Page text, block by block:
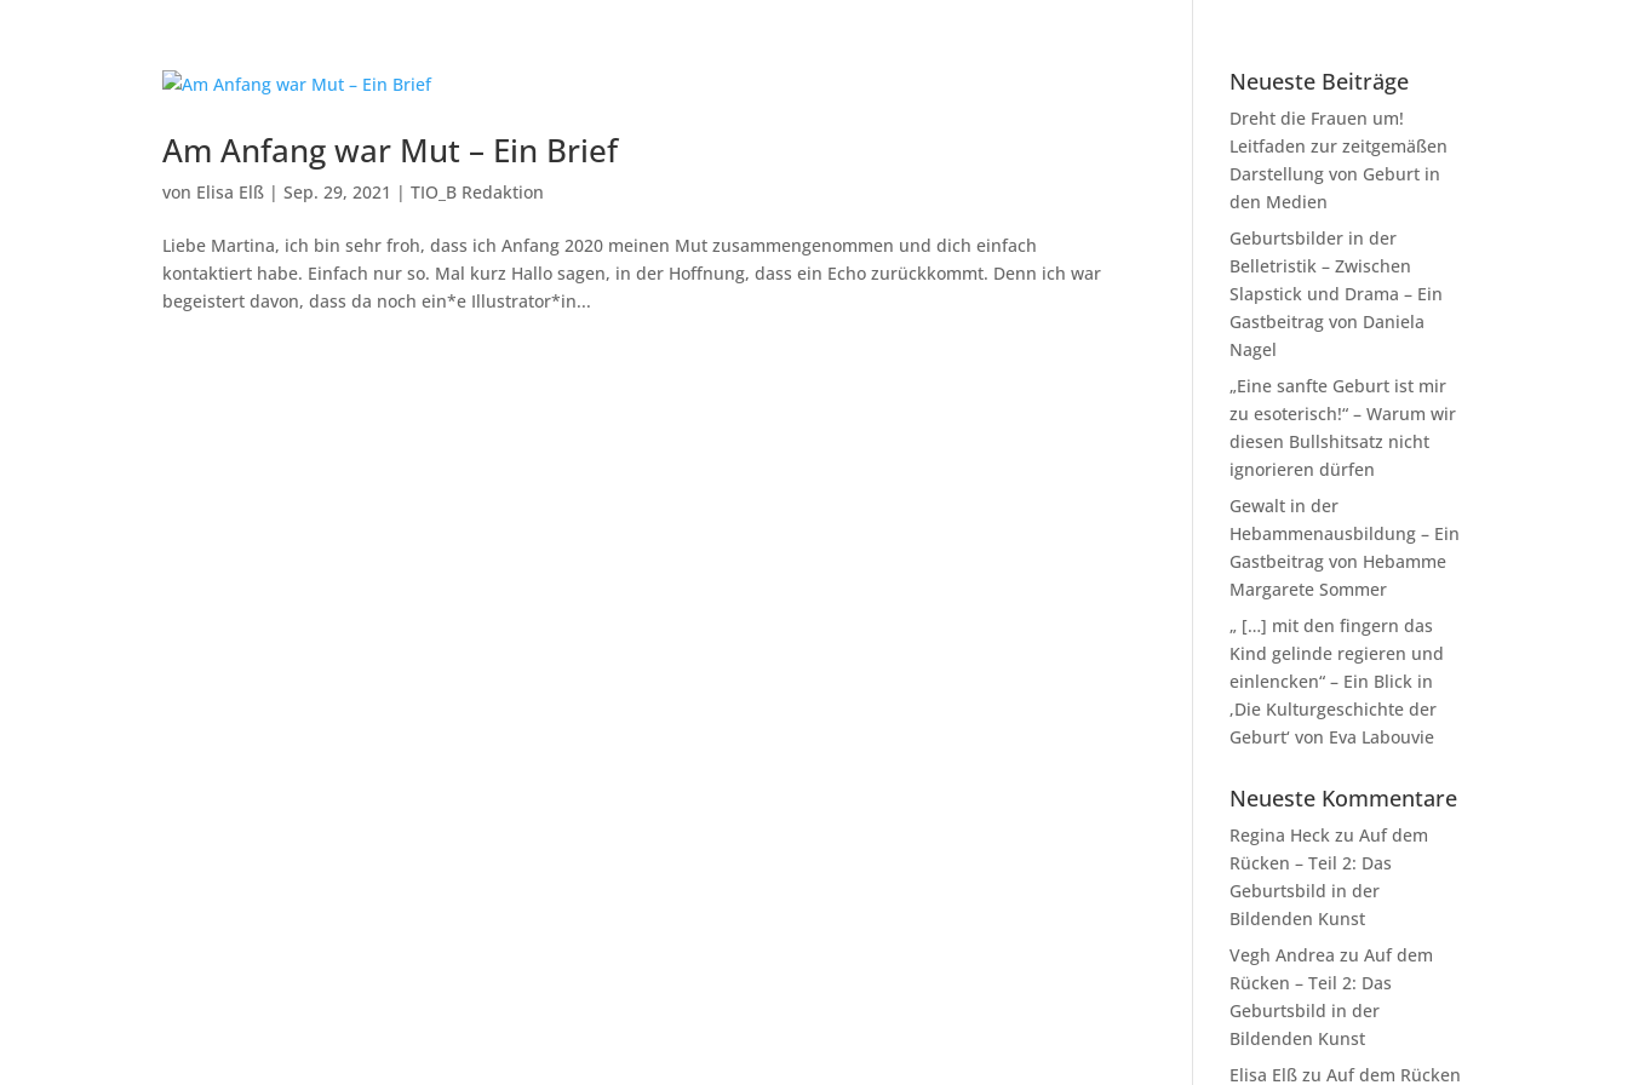
Am Anfang war Mut – Ein Brief
von Elisa Elß |Sep. 29, 2021 |TIO_B Redaktion
Liebe Martina, ich bin sehr froh, dass ich Anfang 2020 meinen Mut zusammengenommen und dich einfach
kontaktiert habe. Einfach nur so. Mal kurz Hallo sagen, in der Hoffnung, dass ein Echo zurückkommt. Denn ich war
begeistert davon, dass da noch ein*e Illustrator*in...
Neueste Beiträge
Dreht die Frauen um!
Leitfaden zur zeitgemäßen
Darstellung von Geburt in
den Medien
Geburtsbilder in der
Belletristik – Zwischen
Slapstick und Drama – Ein
Gastbeitrag von Daniela
Nagel
„Eine sanfte Geburt ist mir
zu esoterisch!“ – Warum wir
diesen Bullshitsatz nicht
ignorieren dürfen
Gewalt in der
Hebammenausbildung – Ein
Gastbeitrag von Hebamme
Margarete Sommer
„ […] mit den fingern das
Kind gelinde regieren und
einlencken“ – Ein Blick in
‚Die Kulturgeschichte der
Geburt‘ von Eva Labouvie
Neueste Kommentare
Regina Heck zuAuf dem
Rücken – Teil 2: Das
Geburtsbild in der
Bildenden Kunst
Vegh Andrea zuAuf dem
Rücken – Teil 2: Das
Geburtsbild in der
Bildenden Kunst
Elisa Elß zuAuf dem Rücken